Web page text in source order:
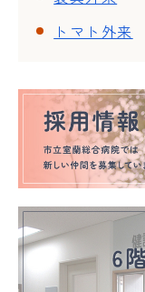
トマト外来